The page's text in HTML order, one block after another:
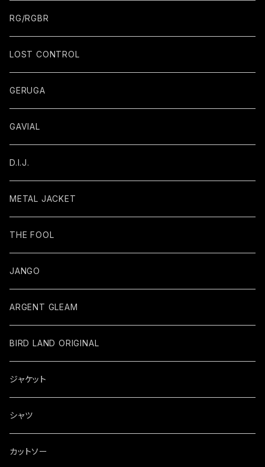
RG/RGBR
LOST CONTROL
GERUGA
GAVIAL
D.I.J.
METAL JACKET
THE FOOL
JANGO
ARGENT GLEAM
BIRD LAND ORIGINAL
ジャケット
シャツ
カットソー